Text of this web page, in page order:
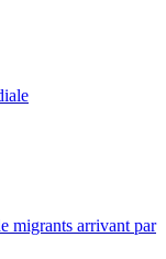
migrants arrivant par